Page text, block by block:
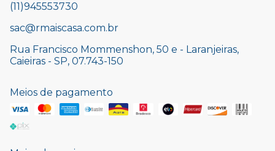
(11)945553730
sac@rmaiscasa.com.br
Rua Francisco Mommenshon, 50 e - Laranjeiras,
Caieiras - SP, 07.743-150
Meios de pagamento